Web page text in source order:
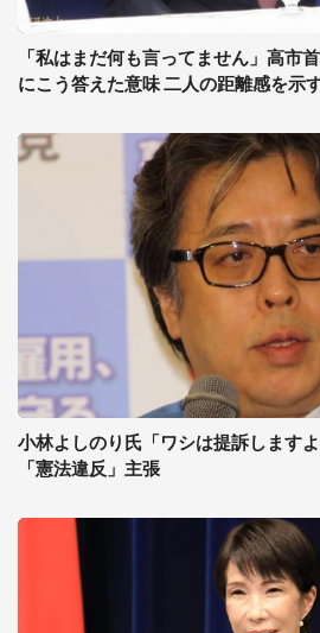
「私はまだ何も言ってません」高市
にこう答えた意味 二人の距離感を示
小林よしのり氏「ワシは提訴します
「憲法違反」主張